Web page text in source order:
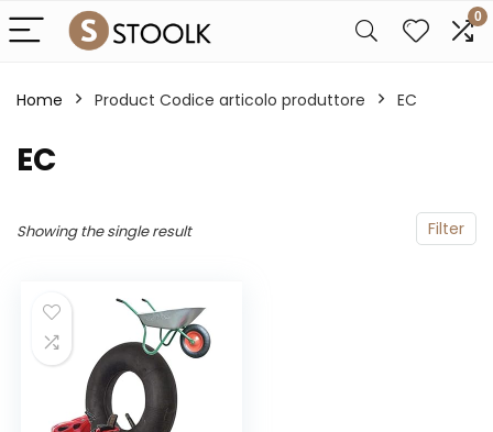
0
Home Product Codice articolo produttore ‎EC
‎EC
Filter
Showing the single result